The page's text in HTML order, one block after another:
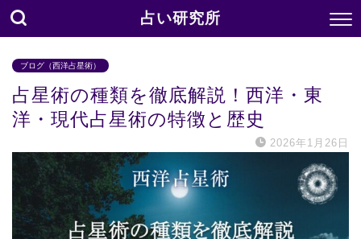
占い研究所
ブログ（西洋占星術）
占星術の種類を徹底解説！西洋・東
洋・現代占星術の特徴と歴史
2026年1月26日